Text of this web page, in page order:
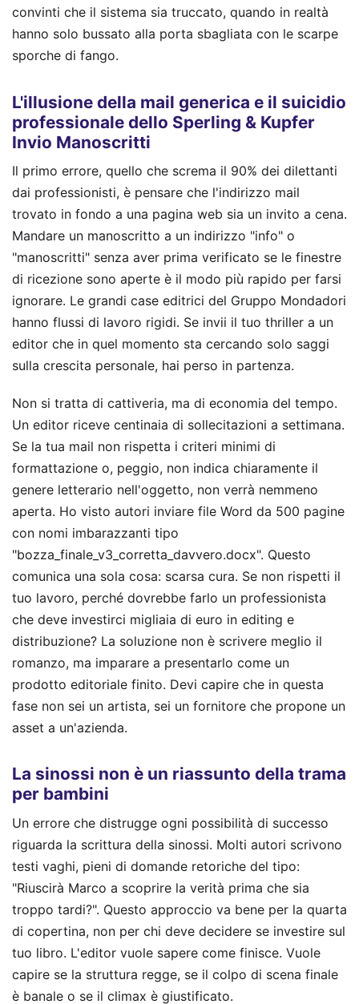
convinti che il sistema sia truccato, quando in realtà
hanno solo bussato alla porta sbagliata con le scarpe
sporche di fango.
L'illusione della mail generica e il suicidio
professionale dello Sperling & Kupfer
Invio Manoscritti
Il primo errore, quello che screma il 90% dei dilettanti
dai professionisti, è pensare che l'indirizzo mail
trovato in fondo a una pagina web sia un invito a cena.
Mandare un manoscritto a un indirizzo "info" o
"manoscritti" senza aver prima verificato se le finestre
di ricezione sono aperte è il modo più rapido per farsi
ignorare. Le grandi case editrici del Gruppo Mondadori
hanno flussi di lavoro rigidi. Se invii il tuo thriller a un
editor che in quel momento sta cercando solo saggi
sulla crescita personale, hai perso in partenza.
Non si tratta di cattiveria, ma di economia del tempo.
Un editor riceve centinaia di sollecitazioni a settimana.
Se la tua mail non rispetta i criteri minimi di
formattazione o, peggio, non indica chiaramente il
genere letterario nell'oggetto, non verrà nemmeno
aperta. Ho visto autori inviare file Word da 500 pagine
con nomi imbarazzanti tipo
"bozza_finale_v3_corretta_davvero.docx". Questo
comunica una sola cosa: scarsa cura. Se non rispetti il
tuo lavoro, perché dovrebbe farlo un professionista
che deve investirci migliaia di euro in editing e
distribuzione? La soluzione non è scrivere meglio il
romanzo, ma imparare a presentarlo come un
prodotto editoriale finito. Devi capire che in questa
fase non sei un artista, sei un fornitore che propone un
asset a un'azienda.
La sinossi non è un riassunto della trama
per bambini
Un errore che distrugge ogni possibilità di successo
riguarda la scrittura della sinossi. Molti autori scrivono
testi vaghi, pieni di domande retoriche del tipo:
"Riuscirà Marco a scoprire la verità prima che sia
troppo tardi?". Questo approccio va bene per la quarta
di copertina, non per chi deve decidere se investire sul
tuo libro. L'editor vuole sapere come finisce. Vuole
capire se la struttura regge, se il colpo di scena finale
è banale o se il climax è giustificato.